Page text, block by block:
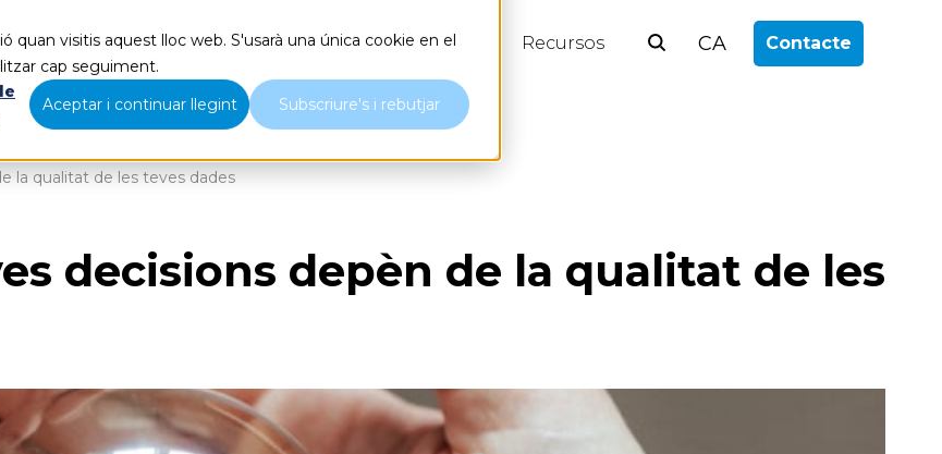
visitis aquest lloc web. S'usarà una única cookie en el
cap seguiment.
Aceptar i continuar llegint Subscriure's i rebutjar
Què fem Nosaltres Blog Recursos CA Contacte
la qualitat de les teves dades
decisions depèn de la qualitat de les